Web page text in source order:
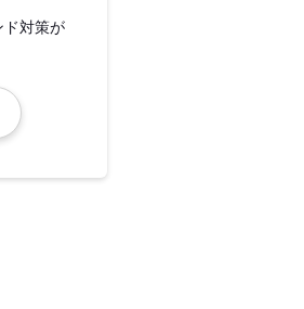
対策が